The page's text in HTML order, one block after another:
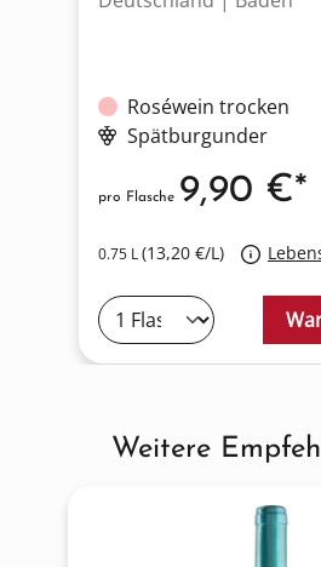
Roséwein trocken
Spätburgunder
0.75 L(13,20 €/L)
pro Flasche 9,90 €*
Produktgalerie überspringen
Weitere